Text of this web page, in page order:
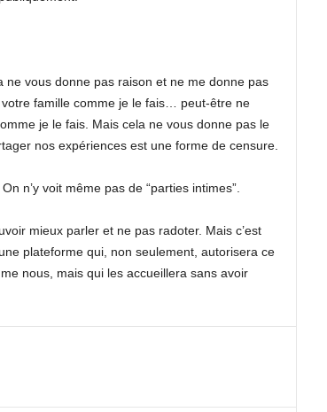
vous donne pas raison et ne me donne pas
famille comme je le fais… peut-être ne
je le fais. Mais cela ne vous donne pas le
nos expériences est une forme de censure.
n’y voit même pas de “parties intimes”.
mieux parler et ne pas radoter. Mais c’est
plateforme qui, non seulement, autorisera ce
nous, mais qui les accueillera sans avoir